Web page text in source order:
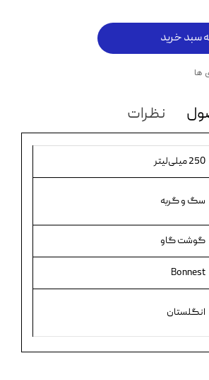
سبد خرید
ها
نظرات
250 میلی‌لیتر
سگ و گربه
گوشت گاو
Bonnest
انگلستان